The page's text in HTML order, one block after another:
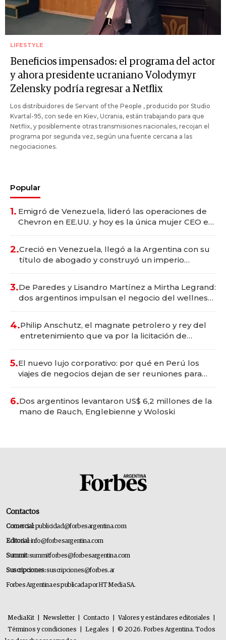
LIFESTYLE
Beneficios impensados: el programa del actor
y ahora presidente ucraniano Volodymyr
Zelensky podría regresar a Netflix
Los distribuidores de Servant of the People , producido por Studio
Kvartal-95, con sede en Kiev, Ucrania, están trabajando para que
Netflix, y posiblemente otras transmisiones nacionales, recojan el
programa por segunda vez, según una fuente cercana a las
negociaciones.
Popular
1. Emigró de Venezuela, lideró las operaciones de
Chevron en EE.UU. y hoy es la única mujer CEO en
2.Creció en Venezuela, llegó a la Argentina con su
título de abogado y construyó un imperio
3.De Paredes y Lisandro Martínez a Mirtha Legrand:
dos argentinos impulsan el negocio del wellness
4.Philip Anschutz, el magnate petrolero y rey del
entretenimiento que va por la licitación de
5.El nuevo lujo corporativo: por qué en Perú los
viajes de negocios dejan de ser reuniones para
6.Dos argentinos levantaron US$ 6,2 millones de la
mano de Rauch, Englebienne y Woloski
Contactos
Comercial:publicidad@forbesargentina.com
Editorial:info@forbesargentina.com
Summit:summitforbes@forbesargentina.com
Suscripciones:suscripciones@forbes.ar
Forbes Argentina es publicada por HT Media SA.
MediaKit Newsletter Contacto Valores y estándares editoriales
Términos y condiciones
Legales
© 2026. Forbes Argentina. Todos